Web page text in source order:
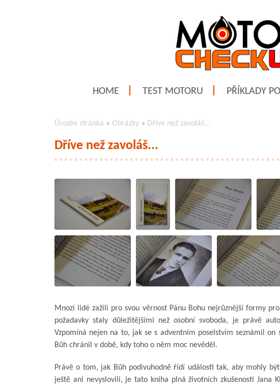
HOME TEST MOTORU PŘÍKLADY
Úvodní stránka » Obrázky » Dříve než zavoláš...
Dříve než zavoláš...
Mnozí lidé zažili pro svou věrnost Pánu Bohu nejrůznější formy
požadavky staly důležitějšími než osobní svoboda, je právě
Vzpomíná nejen na to, jak se s adventním poselstvím seznámil
Bůh chránil v době, kdy toho o něm moc nevěděl.
Právě o tom, jak Bůh podivuhodně řídí události tak, aby mohly
ještě ani nevyslovili, je tato kniha plná životních zkušeností Jana